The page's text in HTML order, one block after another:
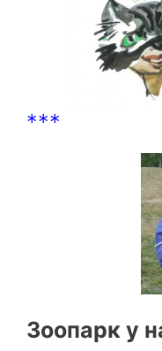
***
Зоопарк у